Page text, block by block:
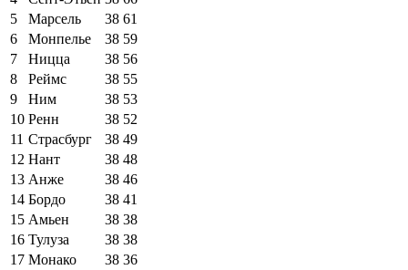
5
Марсель 38 61
6
Монпелье 38 59
7
Ницца 38 56
8
Реймс 38 55
9
Ним 38 53
10 Ренн 38 52
11 Страсбург 38 49
12 Нант 38 48
13 Анже 38 46
14 Бордо 38 41
15 Амьен 38 38
16 Тулуза 38 38
17 Монако 38 36